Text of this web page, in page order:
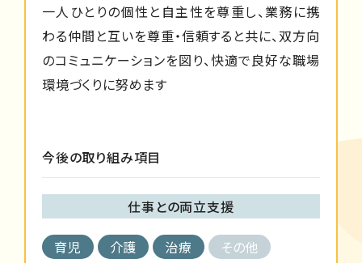
一人ひとりの個性と自主性を尊重し、業務に携
わる仲間と互いを尊重・信頼すると共に、双方向
のコミュニケーションを図り、快適で良好な職場
環境づくりに努めます
今後の取り組み項目
仕事との両立支援
育児 介護 治療 その他